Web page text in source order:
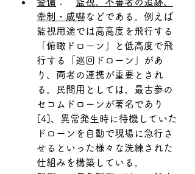
警備 ： 監視、不審者の追跡、
牽制・威嚇などである。例えば
監視用途では高高度を飛行する
「俯瞰ドローン」と低高度で飛
行する「巡回ドローン」があ
り、両者の連携が重要とされ
る。民間用としては、最古参の
セコムドローンが著名であり
[4]、異常発生時に待機していた
ドローンを自動で現場に急行さ
せるといった様々な洗練された
仕組みを構築している。